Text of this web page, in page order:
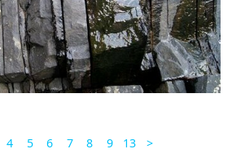
4 5 6 7 8 9 13 >